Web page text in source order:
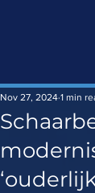
Nov 27, 2024 1 min